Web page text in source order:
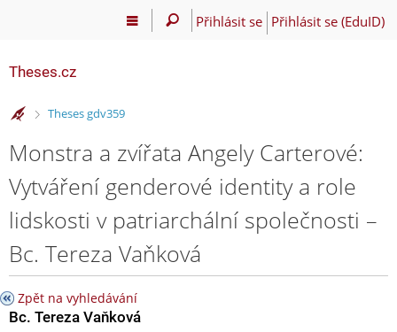
Přihlásit se Přihlásit se (EduID)
Theses.cz
>
Theses gdv359
Monstra a zvířata Angely Carterové:
Vytváření genderové identity a role
lidskosti v patriarchální společnosti –
Bc. Tereza Vaňková
Zpět na vyhledávání
Bc. Tereza Vaňková